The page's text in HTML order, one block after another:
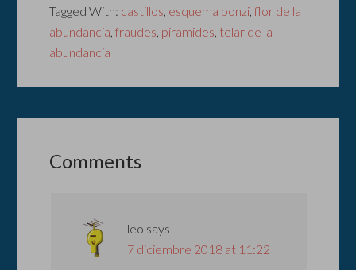
Tagged With: castillos esquema ponzi ,flor de la
abundancia ,fraudes piramides telar de la
abundancia
Comments
leo says
7 diciembre 2018 at 11:22